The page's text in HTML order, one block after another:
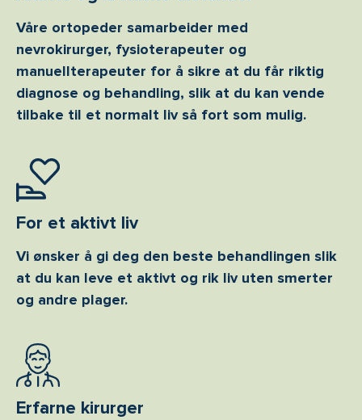
Våre ortopeder samarbeider med
nevrokirurger, fysioterapeuter og
manuellterapeuter for å sikre at du får riktig
diagnose og behandling, slik at du kan vende
tilbake til et normalt liv så fort som mulig.
For et aktivt liv
Vi ønsker å gi deg den beste behandlingen slik
at du kan leve et aktivt og rik liv uten smerter
og andre plager.
Erfarne kirurger